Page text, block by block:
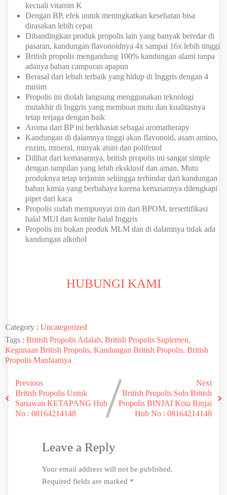
kecuali vitamin K
Dengan BP, efek untuk meningkatkan kesehatan bisa
dirasakan lebih cepat
Dibandingkan produk propolis lain yang banyak beredar di
pasaran, kandungan flavonoidnya 4x sampai 16x lebih tinggi
British propolis mengandung 100% kandungan alami tanpa
adanya bahan campuran apapun
Berasal dari lebah terbaik yang hidup di Inggris dengan 4
musim
Propolis ini diolah langsung menggunakan teknologi
mutakhir di Inggris yang membuat mutu dan kualitasnya
tetap terjaga dengan baik
Aroma dari BP ini berkhasiat sebagai aromatherapy
Kandungan di dalamnya tinggi akan flavonoid, asam amino,
enzim, mineral, minyak atsiri dan polifenol
Dilihat dari kemasannya, british propolis ini sangat simple
dengan tampilan yang lebih eksklusif dan aman. Mutu
produknya tetap terjamin sehingga terhindar dari kandungan
bahan kimia yang berbahaya karena kemasannya dilengkapi
pipet dari kaca
Propolis sudah mempunyai izin dari BPOM, tersertifikasi
halal MUI dan komite halal Inggris
Propolis ini bukan produk MLM dan di dalamnya tidak ada
kandungan alkohol
HUBUNGI KAMI
Category : Uncategorized
Tags : British Propolis Adalah, British Propolis Suplemen,
Kegunaan British Propolis, Kandungan British Propolis, British
Propolis Manfaatnya
Previous
British Propolis Untuk
Sariawan KETAPANG Hub
No : 08164214148
Next
British Propolis Solo British
Propolis BINJAI Kota Binjai
Hub No : 08164214148
Leave a Reply
Your email address will not be published.
Required fields are marked *